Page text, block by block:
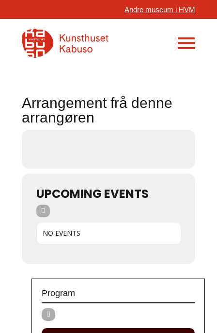
Andre museum i HVM
Arrangement frå denne
arrangøren
UPCOMING EVENTS
NO EVENTS
Program